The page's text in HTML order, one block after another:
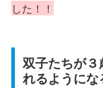
した！！
双子たちが３
れるようにな